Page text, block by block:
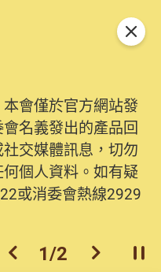
會僅於官方網站發
名義發出的產品回
交媒體訊息，切勿
個人資料。如有疑
或消委會熱線2929
上一個
1/2 下一個開
關閉